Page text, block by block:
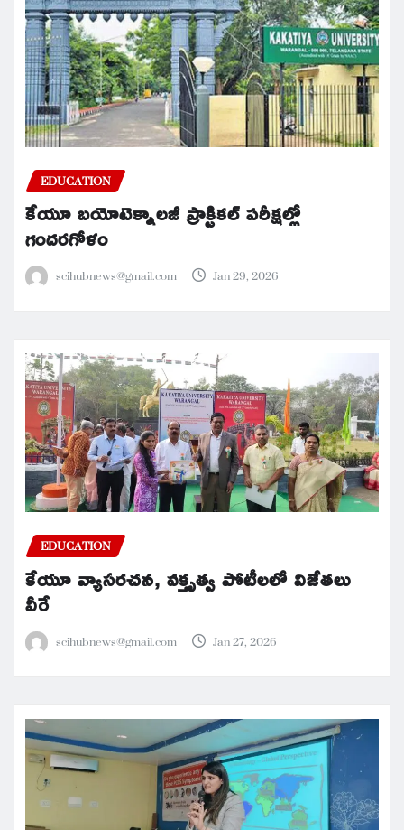
EDUCATION
కేయూ బయోటెక్నాలజీ ప్రాక్టికల్ పరీక్షల్లో
గందరగోళం
scihubnews@gmail.com Jan 29, 2026
EDUCATION
కేయూ వ్యాసరచన, వక్తృత్వ పోటీలలో విజేతలు
వీరే
scihubnews@gmail.com Jan 27, 2026